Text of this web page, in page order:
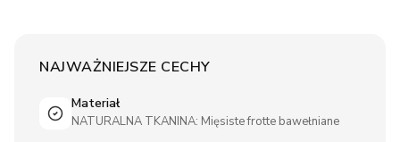
NAJWAŻNIEJSZE CECHY
Materiał
NATURALNA TKANINA: Mięsiste frotte bawełniane